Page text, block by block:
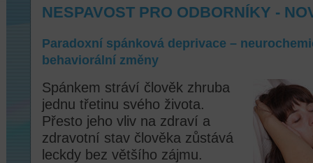
NESPAVOST PRO ODBORNÍKY -
Paradoxní spánková deprivace –
behaviorální změny
Spánkem stráví člověk zhruba
jednu třetinu svého života.
Přesto jeho vliv na zdraví a
zdravotní stav člověka zůstává
leckdy bez většího zájmu.